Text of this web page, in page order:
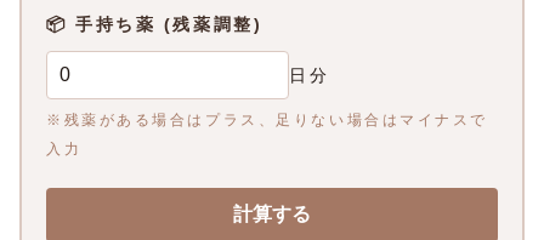
📦 手持ち薬 (残薬調整)
日分
※残薬がある場合はプラス、足りない場合はマイナスで
入力
計算する